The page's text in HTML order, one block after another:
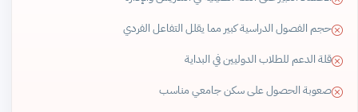
حجم الفصول الدراسية كبير مما يقلل التفاعل الفردي
قلة الدعم للطلاب الدوليين في البداية
صعوبة الحصول على سكن جامعي مناسب